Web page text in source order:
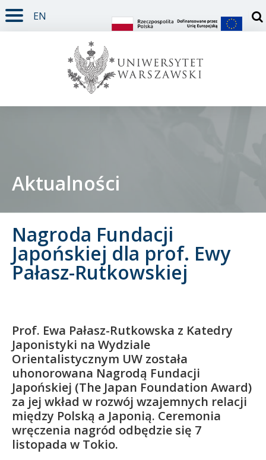
TREŚĆ STRONY
MENU GŁÓWNE
WYSZUKIWARKA
SOCIAL MEDIA
STOPKA STRONY
EN
Doktorant
Pracownik
Aktualności
Nagroda Fundacji
Japońskiej dla prof. Ewy
Pałasz-Rutkowskiej
Prof. Ewa Pałasz-Rutkowska z Katedry
Japonistyki na Wydziale
Orientalistycznym UW została
uhonorowana Nagrodą Fundacji
Japońskiej (The Japan Foundation Award)
za jej wkład w rozwój wzajemnych relacji
między Polską a Japonią. Ceremonia
wręczenia nagród odbędzie się 7
listopada w Tokio.